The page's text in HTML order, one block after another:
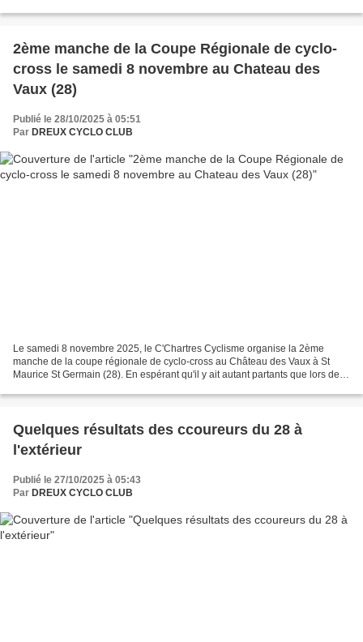
2ème manche de la Coupe Régionale de cyclo-
cross le samedi 8 novembre au Chateau des
Vaux (28)
Publié le 28/10/2025 à 05:51
Par DREUX CYCLO CLUB
Le samedi 8 novembre 2025, le C'Chartres Cyclisme organise la 2ème
manche de la coupe régionale de cyclo-cross au Château des Vaux à St
Maurice St Germain (28). En espérant qu'il y ait autant partants que lors de la
Quelques résultats des ccoureurs du 28 à
l'extérieur
Publié le 27/10/2025 à 05:43
Par DREUX CYCLO CLUB